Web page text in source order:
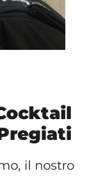
il nostro